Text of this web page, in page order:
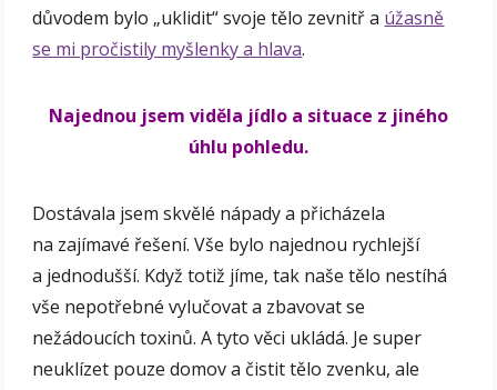
důvodem bylo „uklidit“ svoje tělo zevnitř a úžasně
se mi pročistily myšlenky a hlava.
Najednou jsem viděla jídlo a situace z jiného
úhlu pohledu.
Dostávala jsem skvělé nápady a přicházela
na zajímavé řešení. Vše bylo najednou rychlejší
a jednodušší. Když totiž jíme, tak naše tělo nestíhá
vše nepotřebné vylučovat a zbavovat se
nežádoucích toxinů. A tyto věci ukládá. Je super
neuklízet pouze domov a čistit tělo zvenku, ale